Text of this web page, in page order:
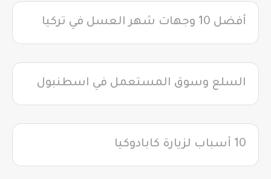
أفضل 10 وجهات شهر العسل في تركيا
السلع وسوق المستعمل في اسطنبول
10 أسباب لزيارة كابادوكيا